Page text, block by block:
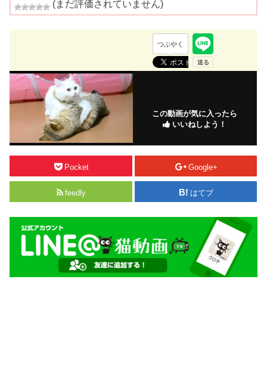
(まだ評価されていません)
つぶやく
この動画が気に入ったら
いいねしよう！
Pocket Google+
feedly はてブ